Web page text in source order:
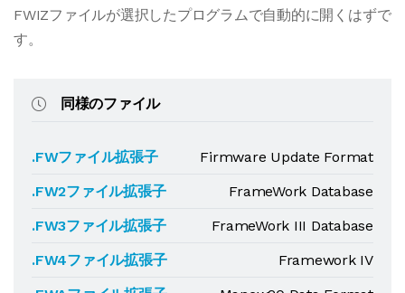
FWIZファイルが選択したプログラムで自動的に開くはずで
す。
同様のファイル
.FWファイル拡張子
Firmware Update Format
.FW2ファイル拡張子
FrameWork Database
.FW3ファイル拡張子
FrameWork III Database
.FW4ファイル拡張子
Framework IV